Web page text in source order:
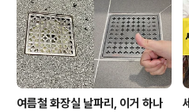
여름철 화장실 날파리, 이거 하나